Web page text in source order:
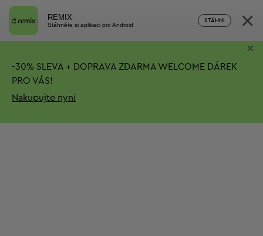
REMIX
Stáhněte si aplikaci pro Android
STÁHNI ×
-30% SLEVA + DOPRAVA ZDARMA WELCOME DÁREK
PRO VÁS!
Nakupujte nyní
×